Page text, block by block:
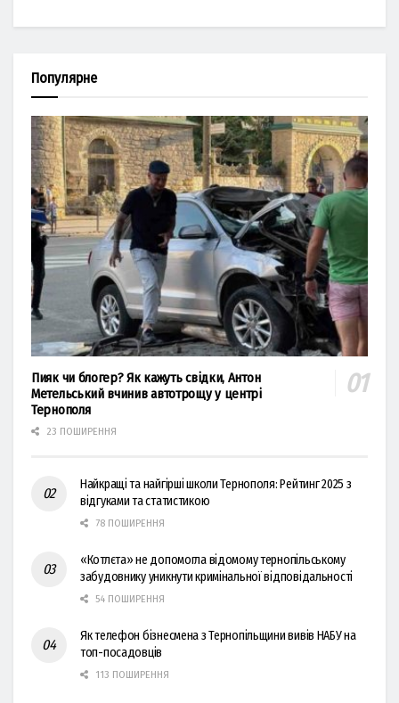
Популярне
Пияк чи блогер? Як кажуть свідки, Антон
Метельський вчинив автотрощу у центрі
Тернополя
23 ПОШИРЕННЯ
Найкращі та найгірші школи Тернополя: Рейтинг 2025 з
відгуками та статистикою
78 ПОШИРЕННЯ
«Котлєта» не допомогла відомому тернопільському
забудовнику уникнути кримінальної відповідальності
54 ПОШИРЕННЯ
Як телефон бізнесмена з Тернопільщини вивів НАБУ на
топ-посадовців
113 ПОШИРЕННЯ